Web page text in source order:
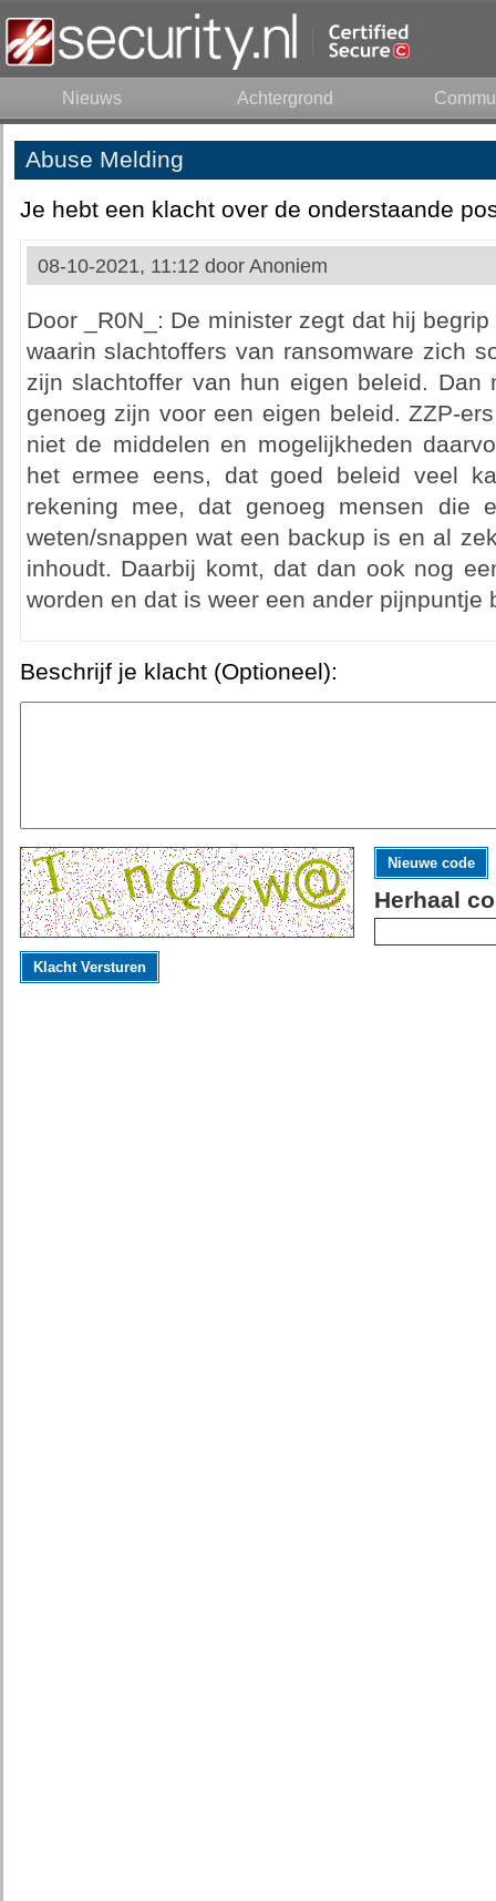
Nieuws Achtergrond
Abuse Melding
Je hebt een klacht over de onderstaande
08-10-2021, 11:12 door Anoniem
Door _R0N_: De minister zegt dat hij
waarin slachtoffers van ransomware zich
zijn slachtoffer van hun eigen beleid. Dan
genoeg zijn voor een eigen beleid. ZZP-
niet de middelen en mogelijkheden
het ermee eens, dat goed beleid veel
rekening mee, dat genoeg mensen die
weten/snappen wat een backup is en al
inhoudt. Daarbij komt, dat dan ook nog
worden en dat is weer een ander pijnpuntje
Beschrijf je klacht (Optioneel):
Nieuwe code
Herhaal
Klacht Versturen